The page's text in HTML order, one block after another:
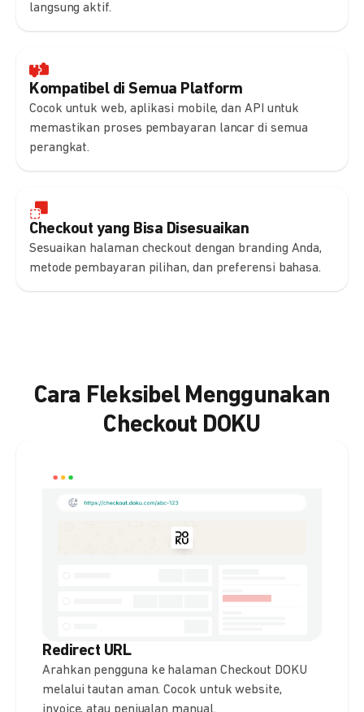
langsung aktif.
Kompatibel di Semua Platform
Cocok untuk web, aplikasi mobile, dan API untuk
memastikan proses pembayaran lancar di semua
perangkat.
Checkout yang Bisa Disesuaikan
Sesuaikan halaman checkout dengan branding Anda,
metode pembayaran pilihan, dan preferensi bahasa.
Cara Fleksibel Menggunakan
Checkout DOKU
Redirect URL
Arahkan pengguna ke halaman Checkout DOKU
melalui tautan aman. Cocok untuk website,